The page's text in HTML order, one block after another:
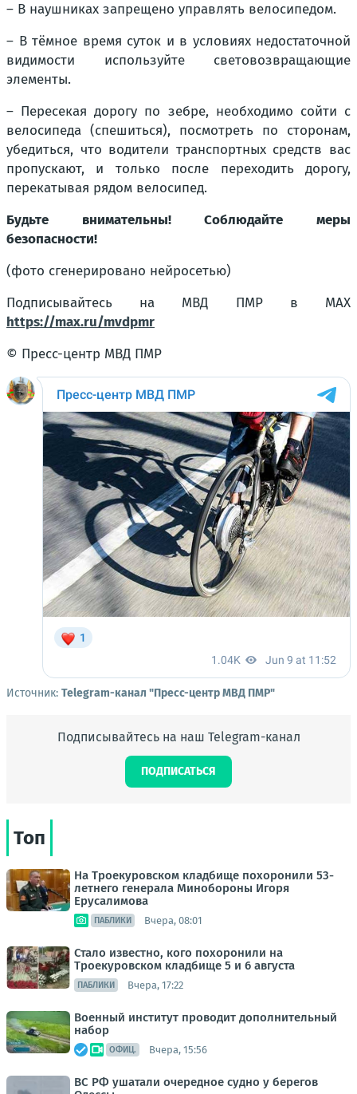
– В наушниках запрещено управлять велосипедом.
– В тёмное время суток и в условиях недостаточной
видимости используйте световозвращающие
элементы.
– Пересекая дорогу по зебре, необходимо сойти с
велосипеда (спешиться), посмотреть по сторонам,
убедиться, что водители транспортных средств вас
пропускают, и только после переходить дорогу,
перекатывая рядом велосипед.
Будьте внимательны! Соблюдайте меры
безопасности!
(фото сгенерировано нейросетью)
Подписывайтесь на МВД ПМР в MAX
https://max.ru/mvdpmr
© Пресс-центр МВД ПМР
Источник: Telegram-канал "Пресс-центр МВД ПМР"
Подписывайтесь на наш Telegram-канал
ПОДПИСАТЬСЯ
Топ
На Троекуровском кладбище похоронили 53-
летнего генерала Минобороны Игоря
Ерусалимова
ПАБЛИКИ Вчера, 08:01
Стало известно, кого похоронили на
Троекуровском кладбище 5 и 6 августа
ПАБЛИКИ Вчера, 17:22
Военный институт проводит дополнительный
набор
ОФИЦ. Вчера, 15:56
ВС РФ ушатали очередное судно у берегов